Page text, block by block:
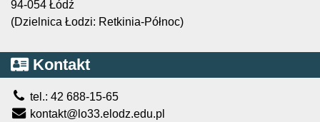
94-054 Łódź
(Dzielnica Łodzi: Retkinia-Północ)
Kontakt
tel.: 42 688-15-65
kontakt@lo33.elodz.edu.pl